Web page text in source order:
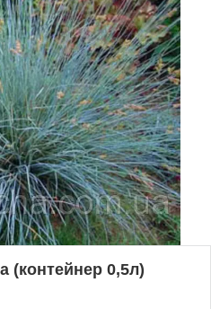
(контейнер 0,5л)